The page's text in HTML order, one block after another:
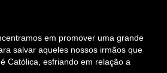
em promover uma grande
salvar aqueles nossos irmãos que
Católica, esfriando em relação a